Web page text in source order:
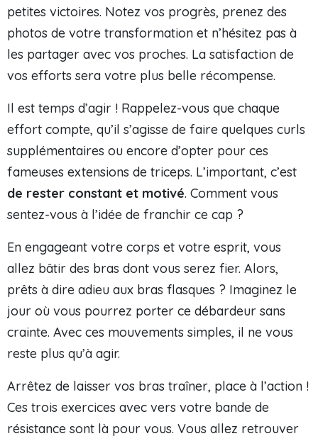
petites victoires. Notez vos progrès, prenez des
photos de votre transformation et n’hésitez pas à
les partager avec vos proches. La satisfaction de
vos efforts sera votre plus belle récompense.
Il est temps d’agir ! Rappelez-vous que chaque
effort compte, qu’il s’agisse de faire quelques curls
supplémentaires ou encore d’opter pour ces
fameuses extensions de triceps. L’important, c’est
de rester constant et motivé. Comment vous
sentez-vous à l’idée de franchir ce cap ?
En engageant votre corps et votre esprit, vous
allez bâtir des bras dont vous serez fier. Alors,
prêts à dire adieu aux bras flasques ? Imaginez le
jour où vous pourrez porter ce débardeur sans
crainte. Avec ces mouvements simples, il ne vous
reste plus qu’à agir.
Arrêtez de laisser vos bras traîner, place à l’action !
Ces trois exercices avec vers votre bande de
résistance sont là pour vous. Vous allez retrouver